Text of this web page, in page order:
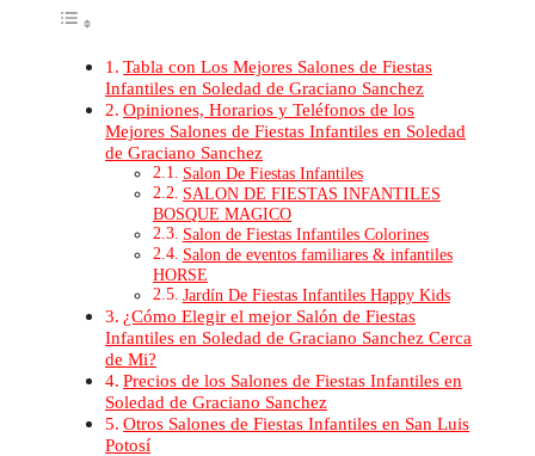
Tabla con Los Mejores Salones de Fiestas
Infantiles en Soledad de Graciano Sanchez
Opiniones, Horarios y Teléfonos de los
Mejores Salones de Fiestas Infantiles en Soledad
de Graciano Sanchez
Salon De Fiestas Infantiles
SALON DE FIESTAS INFANTILES
BOSQUE MAGICO
Salon de Fiestas Infantiles Colorines
Salon de eventos familiares & infantiles
HORSE
Jardín De Fiestas Infantiles Happy Kids
¿Cómo Elegir el mejor Salón de Fiestas
Infantiles en Soledad de Graciano Sanchez Cerca
de Mi?
Precios de los Salones de Fiestas Infantiles en
Soledad de Graciano Sanchez
Otros Salones de Fiestas Infantiles en San Luis
Potosí